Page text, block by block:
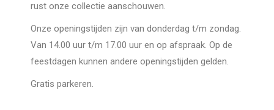
rust onze collectie aanschouwen.
Onze openingstijden zijn van donderdag t/m zondag.
Van 14.00 uur t/m 17.00 uur en op afspraak. Op de
feestdagen kunnen andere openingstijden gelden.
Gratis parkeren.